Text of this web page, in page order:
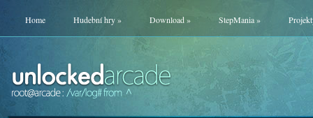
Home Hudební hry» Download» StepMania»